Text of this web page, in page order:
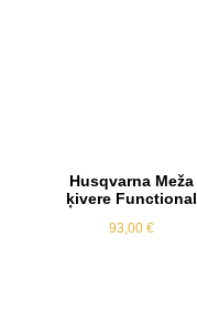
Husqvarna Meža
ķivere Functional
93,00 €